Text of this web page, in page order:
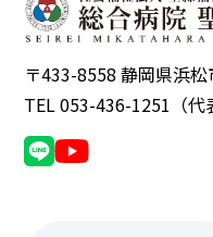
〒433-8558 静岡県浜
TEL 053-436-1251（代